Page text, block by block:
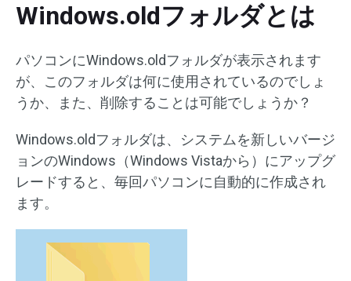
Windows.oldフォルダとは
パソコンにWindows.oldフォルダが表示されます
が、このフォルダは何に使用されているのでしょ
うか、また、削除することは可能でしょうか？
Windows.oldフォルダは、システムを新しいバージ
ョンのWindows（Windows Vistaから）にアップグ
レードすると、毎回パソコンに自動的に作成され
ます。